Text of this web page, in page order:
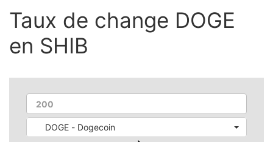
Taux de change DOGE
en SHIB
DOGE - Dogecoin